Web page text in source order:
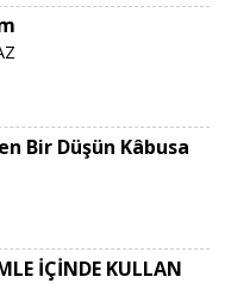
Bir Düşün Kâbusa
İÇİNDE KULLAN